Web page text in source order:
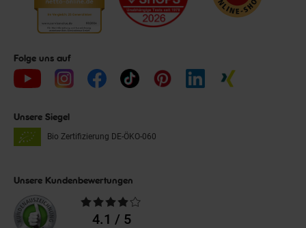
Folge uns auf
Unsere Siegel
Bio Zertifizierung DE-ÖKO-060
Unsere Kundenbewertungen
Durchschnittliche
Bewertungen4.1 / 5